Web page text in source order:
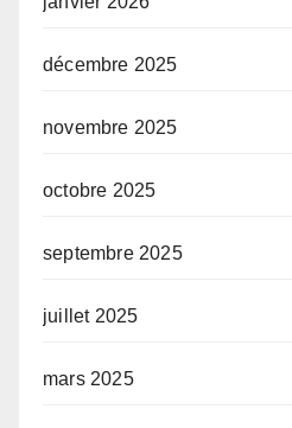
décembre 2025
novembre 2025
octobre 2025
septembre 2025
juillet 2025
mars 2025